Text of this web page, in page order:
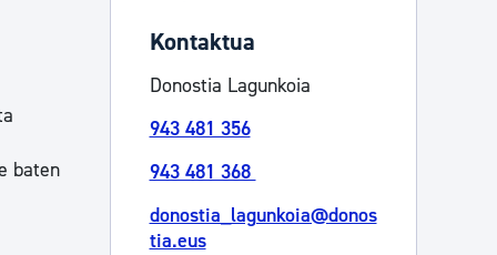
Izapideen katalogoa
Tramitaziorako laguntza
baten
Kontaktua
Donostia Lagunkoia
943 481 356
943 481 368
donostia_lagunkoia@donos
tia.eus